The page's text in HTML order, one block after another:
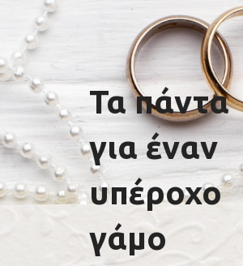
Τα πάντα
για έναν
υπέροχο
γάμο